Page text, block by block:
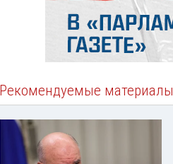
Рекомендуемые материалы